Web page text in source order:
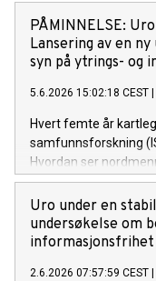
PÅMINNELSE:
Lansering av en
syn på ytrings- og
5.6.2026 15:02:18 CEST
Hvert femte år
samfunnsforskning
Hvordan ser
forskningsrapport gir
lansering av
samtale om funnene
Fritt Ords lokaler i
Uro under en
undersøkelse om
informasjonsfrihet
2.6.2026 07:57:59 CEST